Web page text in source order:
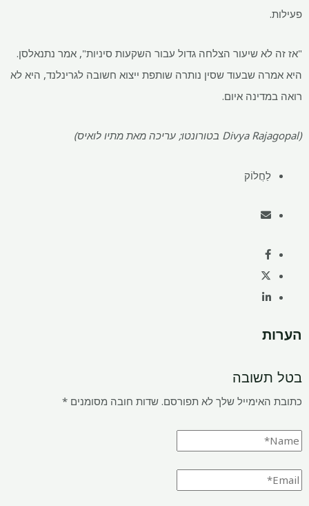
פעילות.
"אז זה לא שיעור הצלחה גדול עבור השקעות סיניות", אמר נתנאלסן.
היא אמרה שבעוד שסין נותרה שותפת ייצוא חשובה לגרינלנד, היא לא
רואה במדינה איום.
(Divya Rajagopal בטורונטו; עריכה מאת מתיו לואיס)
לַחֲלוֹק
הערות
בטל תשובה
כתובת האימייל שלך לא תפורסם. שדות חובה מסומנים *